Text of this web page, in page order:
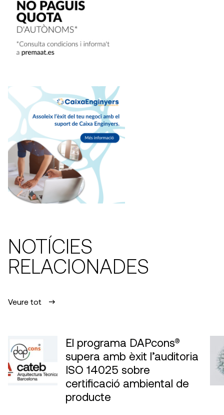
NOTÍCIES
RELACIONADES
Veure tot
El programa DAPcons®
supera amb èxit l’auditoria
ISO 14025 sobre
certificació ambiental de
producte